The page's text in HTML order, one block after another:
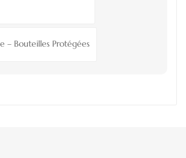
– Bouteilles Protégées